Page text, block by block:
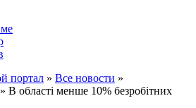
портал » Все новости »
» В області менше 10% безробітних